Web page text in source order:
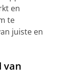
en
te
juiste en
van